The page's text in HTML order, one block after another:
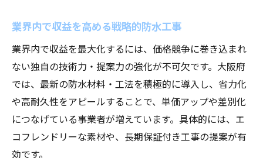
業界内で収益を高める戦略的防水工事
業界内で収益を最大化するには、価格競争に巻き込まれ
ない独自の技術力・提案力の強化が不可欠です。大阪府
では、最新の防水材料・工法を積極的に導入し、省力化
や高耐久性をアピールすることで、単価アップや差別化
につなげている事業者が増えています。具体的には、エ
コフレンドリーな素材や、長期保証付き工事の提案が有
効です。